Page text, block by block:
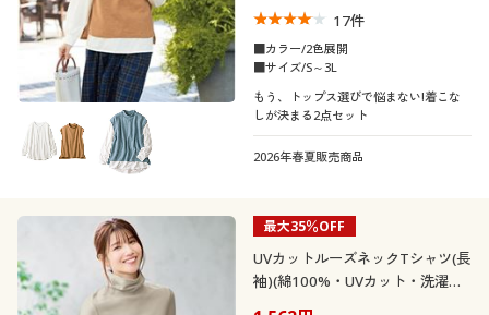
17件
■カラー/2色展開
■サイズ/S～3L
もう、トップス選びで悩まない!着こな
しが決まる2点セット
2026年春夏販売商品
最大35％OFF
UVカットルーズネックTシャツ(長
袖)(綿100%・UVカット・洗濯機